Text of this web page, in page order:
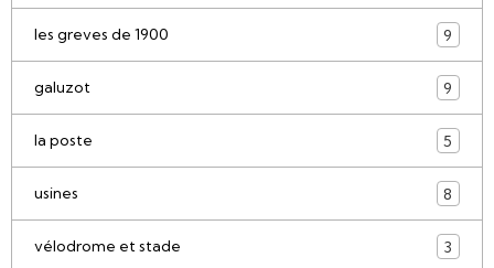
les greves de 1900 9
galuzot 9
la poste 5
usines 8
vélodrome et stade 3